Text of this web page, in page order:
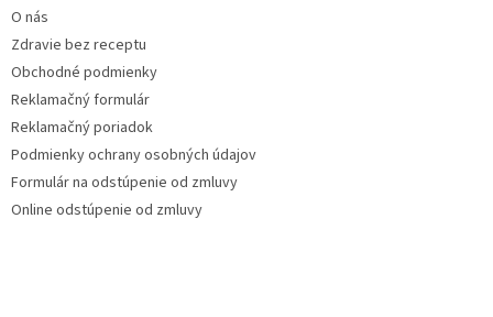
O nás
Zdravie bez receptu
Obchodné podmienky
Reklamačný formulár
Reklamačný poriadok
Podmienky ochrany osobných údajov
Formulár na odstúpenie od zmluvy
Online odstúpenie od zmluvy